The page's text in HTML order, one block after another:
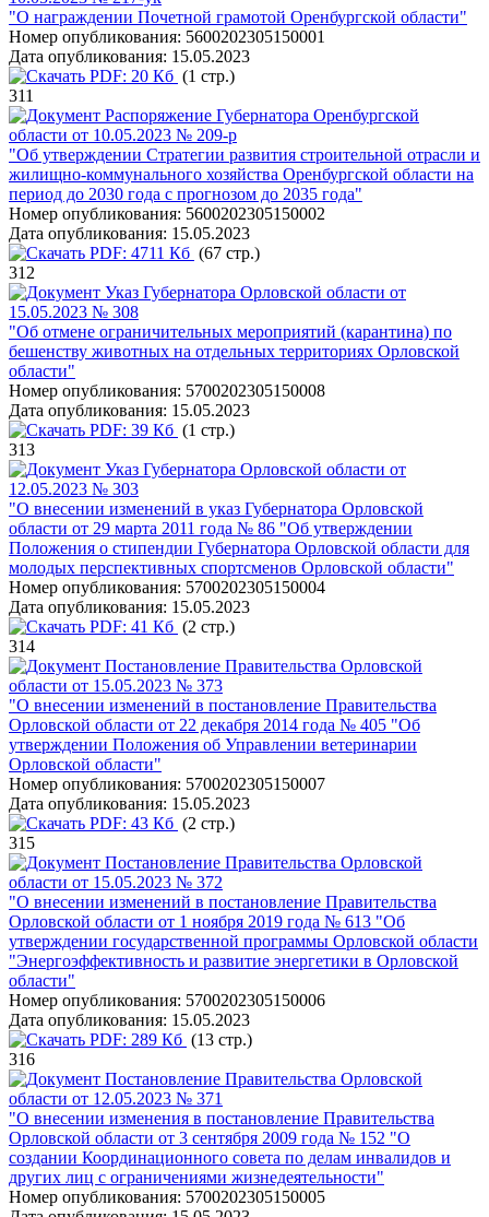
"О награждении Почетной грамотой Оренбургской области"
Номер опубликования: 5600202305150001
Дата опубликования: 15.05.2023
PDF: 20 Кб (1 стр.)
311
Распоряжение Губернатора Оренбургской
области от 10.05.2023 № 209-р
"Об утверждении Стратегии развития строительной отрасли и
жилищно-коммунального хозяйства Оренбургской области на
период до 2030 года с прогнозом до 2035 года"
Номер опубликования: 5600202305150002
Дата опубликования: 15.05.2023
PDF: 4711 Кб (67 стр.)
312
Указ Губернатора Орловской области от
15.05.2023 № 308
"Об отмене ограничительных мероприятий (карантина) по
бешенству животных на отдельных территориях Орловской
области"
Номер опубликования: 5700202305150008
Дата опубликования: 15.05.2023
PDF: 39 Кб (1 стр.)
313
Указ Губернатора Орловской области от
12.05.2023 № 303
"О внесении изменений в указ Губернатора Орловской
области от 29 марта 2011 года № 86 "Об утверждении
Положения о стипендии Губернатора Орловской области для
молодых перспективных спортсменов Орловской области"
Номер опубликования: 5700202305150004
Дата опубликования: 15.05.2023
PDF: 41 Кб (2 стр.)
314
Постановление Правительства Орловской
области от 15.05.2023 № 373
"О внесении изменений в постановление Правительства
Орловской области от 22 декабря 2014 года № 405 "Об
утверждении Положения об Управлении ветеринарии
Орловской области"
Номер опубликования: 5700202305150007
Дата опубликования: 15.05.2023
PDF: 43 Кб (2 стр.)
315
Постановление Правительства Орловской
области от 15.05.2023 № 372
"О внесении изменений в постановление Правительства
Орловской области от 1 ноября 2019 года № 613 "Об
утверждении государственной программы Орловской области
"Энергоэффективность и развитие энергетики в Орловской
области"
Номер опубликования: 5700202305150006
Дата опубликования: 15.05.2023
PDF: 289 Кб (13 стр.)
316
Постановление Правительства Орловской
области от 12.05.2023 № 371
"О внесении изменения в постановление Правительства
Орловской области от 3 сентября 2009 года № 152 "О
создании Координационного совета по делам инвалидов и
других лиц с ограничениями жизнедеятельности"
Номер опубликования: 5700202305150005